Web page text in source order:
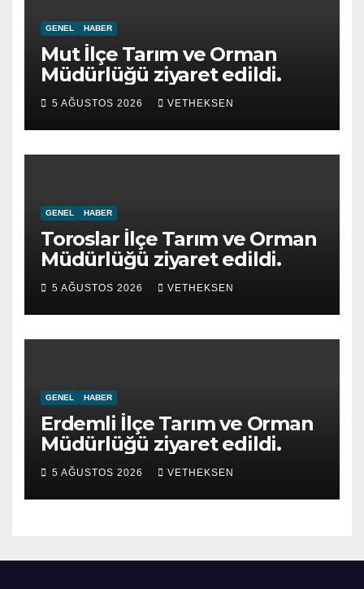
GENEL HABER
Mut İlçe Tarım ve Orman
Müdürlüğü ziyaret edildi.
5 AĞUSTOS 2026 VETHEKSEN
GENEL HABER
Toroslar İlçe Tarım ve Orman
Müdürlüğü ziyaret edildi.
5 AĞUSTOS 2026 VETHEKSEN
GENEL HABER
Erdemli İlçe Tarım ve Orman
Müdürlüğü ziyaret edildi.
5 AĞUSTOS 2026 VETHEKSEN